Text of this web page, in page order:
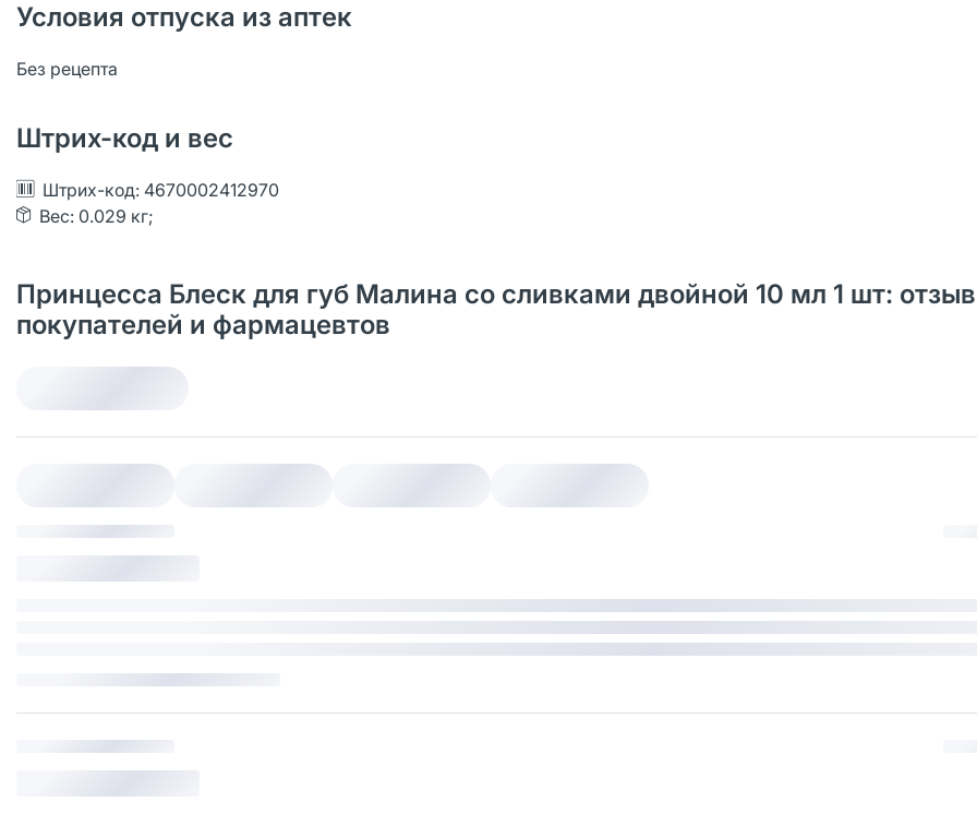
Условия отпуска из аптек
Без рецепта
Штрих-код и вес
Штрих-код: 4670002412970
Вес: 0.029 кг;
Принцесса Блеск для губ Малина со сливками двойной 10 мл 1 шт:
покупателей и фармацевтов